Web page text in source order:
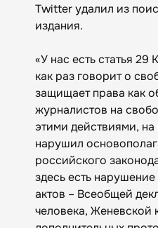
Twitter удалил из
издания.
«У нас есть статья 29
как раз говорит о
защищает права как
журналистов на
этими действиями,
нарушил
российского
здесь есть
актов – Всеобщей
человека, Женевской